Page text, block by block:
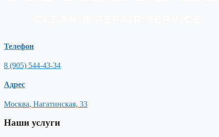
Телефон
8 (905) 544-43-34
Адрес
Москва, Нагатинская, 33
Наши услуги